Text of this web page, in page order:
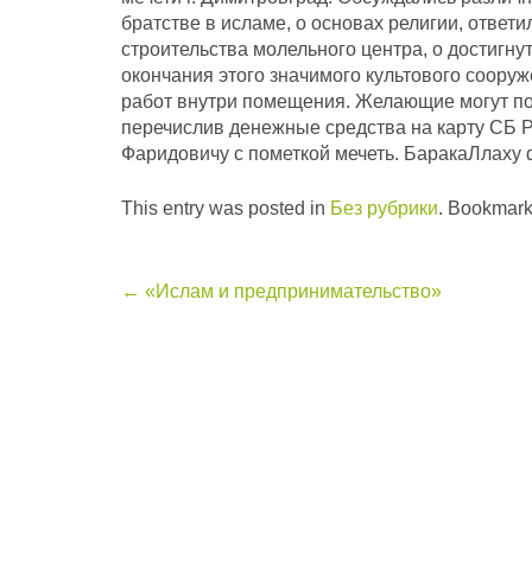
братстве в исламе, о основах религии,
строительства молельного центра, о
окончания этого значимого культового
работ внутри помещения. Желающие могут
перечислив денежные средства на карту
Фаридовичу с пометкой мечеть. БаракаЛлаху
This entry was posted in Без рубрики.
Post
← «Ислам и предпринимательство»